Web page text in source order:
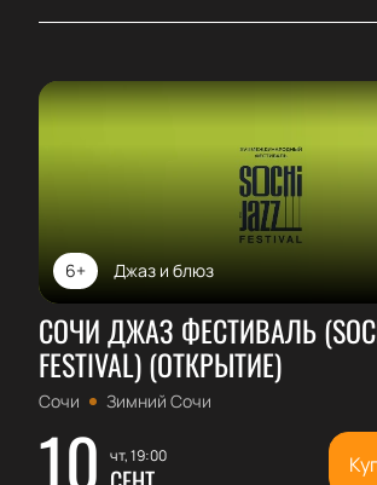
Джаз и блюз
6+
СОЧИ ДЖАЗ ФЕСТИВАЛЬ
FESTIVAL) (ОТКРЫТИЕ)
Сочи Зимний Сочи
10 чт, 19:00